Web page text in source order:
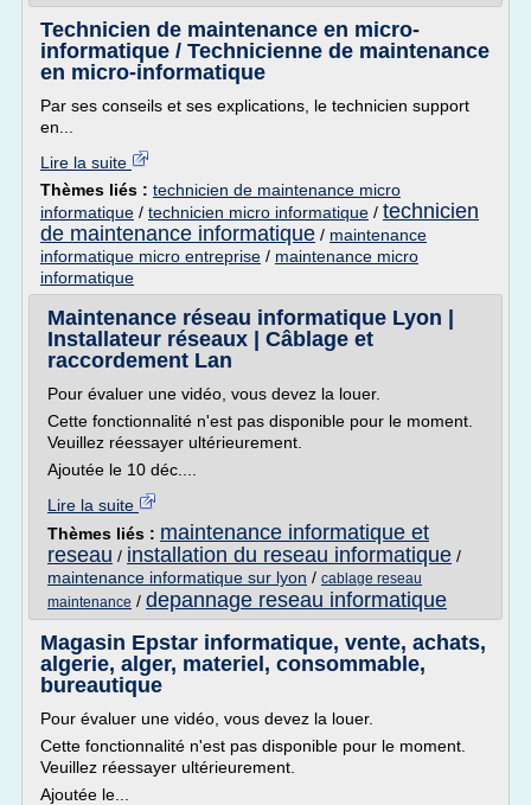
Technicien de maintenance en micro-
informatique / Technicienne de maintenance
en micro-informatique
Par ses conseils et ses explications, le technicien support
en...
Lire la suite
Thèmes liés : technicien de maintenance micro
informatique / technicien micro informatique / technicien
de maintenance informatique / maintenance
informatique micro entreprise / maintenance micro
informatique
Maintenance réseau informatique Lyon |
Installateur réseaux | Câblage et
raccordement Lan
Pour évaluer une vidéo, vous devez la louer.
Cette fonctionnalité n'est pas disponible pour le moment.
Veuillez réessayer ultérieurement.
Ajoutée le 10 déc....
Lire la suite
Thèmes liés : maintenance informatique et
reseau / installation du reseau informatique /
maintenance informatique sur lyon / cablage reseau
maintenance / depannage reseau informatique
Magasin Epstar informatique, vente, achats,
algerie, alger, materiel, consommable,
bureautique
Pour évaluer une vidéo, vous devez la louer.
Cette fonctionnalité n'est pas disponible pour le moment.
Veuillez réessayer ultérieurement.
Ajoutée le...